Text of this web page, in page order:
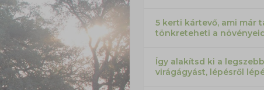
5 kerti kártevő, ami már
tönkreteheti a
Így alakítsd ki a legszebb
virágágyást, lépésről